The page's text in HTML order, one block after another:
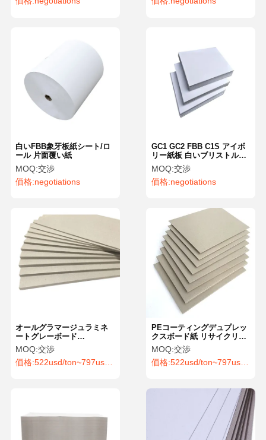
GC1 GC2 FBB C1S アイボ
リー紙板 白いブリストル紙
板
MOQ:交渉
価格:negotiations
白いFBB象牙板紙シート/ロ
ール 片面覆い紙
MOQ:交渉
価格:negotiations
PEコーティングデュプレッ
クスボード紙 リサイクリン
グ グラブ印刷 パープ スタ
イル オーダーメイドパッケ
ージ
MOQ:交渉
価格:522usd/ton~797usd/ton
オールグラマージュラミネ
ートグレーボード
3mm3.5mm4mm硬さ紙板
紙板
MOQ:交渉
価格:522usd/ton~797usd/ton